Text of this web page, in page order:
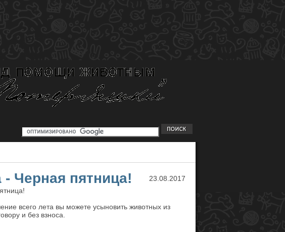
- Черная пятница!
23.08.2017
всего лета вы можете усыновить животных из
и без взноса.